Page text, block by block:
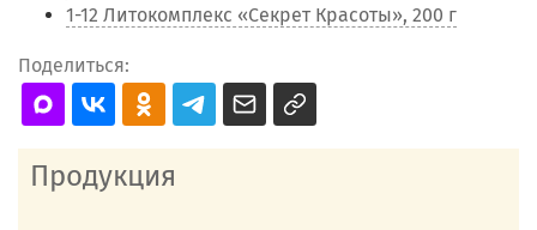
1-12 Литокомплекс «Секрет Красоты», 200 г
Поделиться:
Продукция